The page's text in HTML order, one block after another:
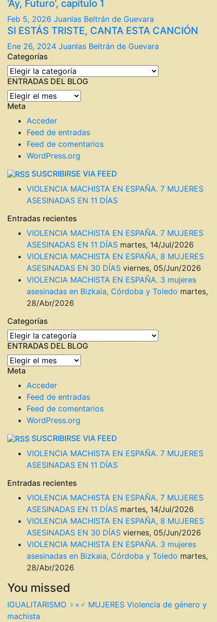
‘Ay, Futuro’, capítulo 1
Feb 5, 2026 Juanlas Beltrán de Guevara
SI ESTÁS TRISTE, CANTA ESTA CANCIÓN
Ene 26, 2024 Juanlas Beltrán de Guevara
Categorías
Categorías
ENTRADAS DEL BLOG
ENTRADAS
DEL
BLOG
Meta
Acceder
Feed de entradas
Feed de comentarios
WordPress.org
SUSCRIBIRSE VIA FEED
VIOLENCIA MACHISTA EN ESPAÑA. 7 MUJERES
ASESINADAS EN 11 DÍAS
Entradas recientes
VIOLENCIA MACHISTA EN ESPAÑA. 7 MUJERES
ASESINADAS EN 11 DÍAS martes, 14/Jul/2026
VIOLENCIA MACHISTA EN ESPAÑA, 8 MUJERES
ASESINADAS EN 30 DÍAS viernes, 05/Jun/2026
VIOLENCIA MACHISTA EN ESPAÑA. 3 mujeres
asesinadas en Bizkaia, Córdoba y Toledo martes,
28/Abr/2026
Categorías
Categorías
ENTRADAS DEL BLOG
ENTRADAS
DEL
BLOG
Meta
Acceder
Feed de entradas
Feed de comentarios
WordPress.org
SUSCRIBIRSE VIA FEED
VIOLENCIA MACHISTA EN ESPAÑA. 7 MUJERES
ASESINADAS EN 11 DÍAS
Entradas recientes
VIOLENCIA MACHISTA EN ESPAÑA. 7 MUJERES
ASESINADAS EN 11 DÍAS martes, 14/Jul/2026
VIOLENCIA MACHISTA EN ESPAÑA, 8 MUJERES
ASESINADAS EN 30 DÍAS viernes, 05/Jun/2026
VIOLENCIA MACHISTA EN ESPAÑA. 3 mujeres
asesinadas en Bizkaia, Córdoba y Toledo martes,
28/Abr/2026
You missed
IGUALITARISMO ♀=♂ MUJERES Violencia de género y
machista